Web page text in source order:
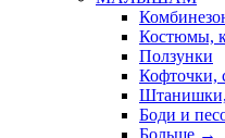
Костюмы,
Ползунки
Кофточки,
Боди и
Больше →